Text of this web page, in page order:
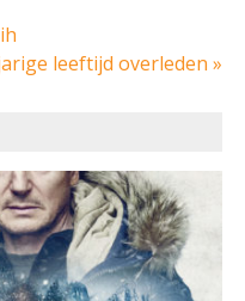
leeftijd overleden »